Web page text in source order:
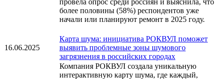
провела опрос среди россиян и выяснила, что
более половины (58%) респондентов уже
начали или планируют ремонт в 2025 году.
16.06.2025
Карта шума: инициатива РОКВУЛ поможет
выявить проблемные зоны шумового
загрязнения в российских городах
Компания РОКВУЛ создала уникальную
интерактивную карту шума, где каждый,